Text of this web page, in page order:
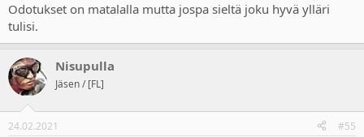
Odotukset on matalalla mutta jospa sieltä joku hyvä ylläri
tulisi.
Nisupulla
Jäsen / [FL]
24.02.2021 #55